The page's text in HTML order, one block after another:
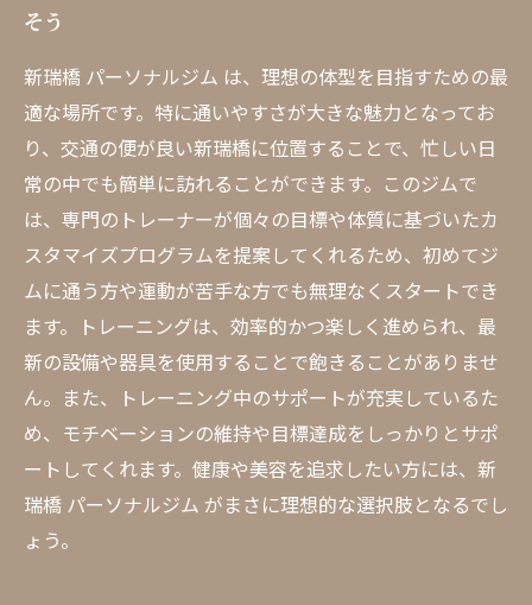
そう
新瑞橋 パーソナルジム は、理想の体型を目指すための最
適な場所です。特に通いやすさが大きな魅力となってお
り、交通の便が良い新瑞橋に位置することで、忙しい日
常の中でも簡単に訪れることができます。このジムで
は、専門のトレーナーが個々の目標や体質に基づいたカ
スタマイズプログラムを提案してくれるため、初めてジ
ムに通う方や運動が苦手な方でも無理なくスタートでき
ます。トレーニングは、効率的かつ楽しく進められ、最
新の設備や器具を使用することで飽きることがありませ
ん。また、トレーニング中のサポートが充実しているた
め、モチベーションの維持や目標達成をしっかりとサポ
ートしてくれます。健康や美容を追求したい方には、新
瑞橋 パーソナルジム がまさに理想的な選択肢となるでし
ょう。